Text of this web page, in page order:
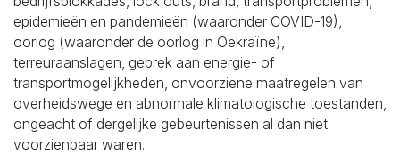
epidemieën en pandemieën (waaronder COVID-19),
oorlog (waaronder de oorlog in Oekraïne),
terreuraanslagen, gebrek aan energie- of
transportmogelijkheden, onvoorziene maatregelen van
overheidswege en abnormale klimatologische toestanden,
ongeacht of dergelijke gebeurtenissen al dan niet
voorzienbaar waren.